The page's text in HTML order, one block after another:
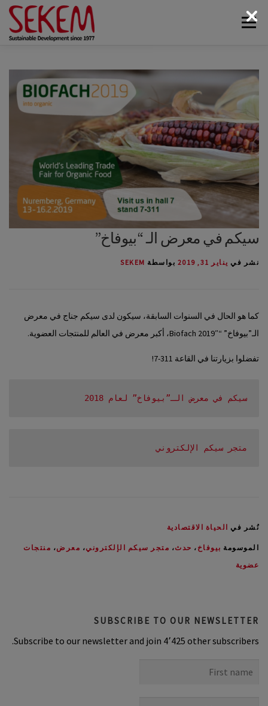
إلىالقائمة
اتصل بنا الوسائط أخبار سيكم البيئة
الحياة الثقافية الحياة الاجتماعية الاقتصاد
عن سيكم
سيكم في معرض الـ “بيوفاخ”
نشر في يناير 31, 2019 بواسطة SEKEM
كما هو الحال في السنوات السابقة، سيكون لدى سيكم جناج في معرض
الـ”بيوفاخ” “Biofach 2019″، أكبر معرض في العالم للمنتجات العضوية.
تفضلوا بزيارتنا في القاعة 311-7!
سيكم في معرض الـ”بيوفاخ” لعام 2018
متجر سيكم الإلكتروني
نُشر في الحياة الاقتصادية
الموسومة بيوفاخ ، حدث، متجر سيكم الإلكتروني، معرض، منتجات
عضوية
SUBSCRIBE TO OUR NEWSLETTER
Subscribe to our newsletter and join 4٬425 other subscribers.
name